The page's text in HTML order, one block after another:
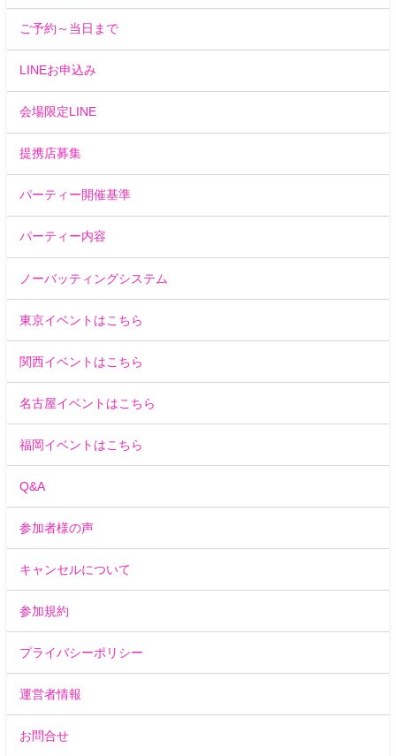
ご予約～当日まで
LINEお申込み
会場限定LINE
提携店募集
パーティー開催基準
パーティー内容
ノーバッティングシステム
東京イベントはこちら
関西イベントはこちら
名古屋イベントはこちら
福岡イベントはこちら
Q&A
参加者様の声
キャンセルについて
参加規約
プライバシーポリシー
運営者情報
お問合せ